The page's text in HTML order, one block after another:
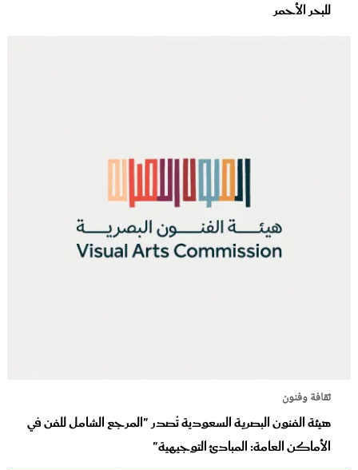
للبحر الأحمر
ثقافة وفنون
هيئة الفنون البصرية السعودية تُصدر "المرجع الشامل للفن في
الأماكن العامة: المبادئ التوجيهية"